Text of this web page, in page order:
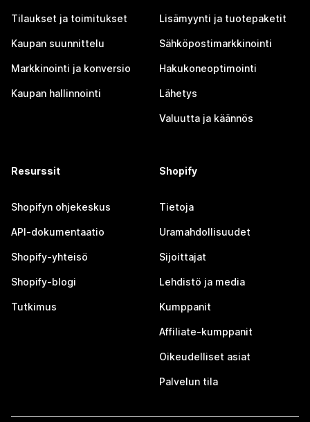
Tilaukset ja toimitukset
Kaupan suunnittelu
Markkinointi ja konversio
Kaupan hallinnointi
Lisämyynti ja tuotepaketit
Sähköpostimarkkinointi
Hakukoneoptimointi
Lähetys
Valuutta ja käännös
Resurssit
Shopifyn ohjekeskus
API-dokumentaatio
Shopify-yhteisö
Shopify-blogi
Tutkimus
Shopify
Tietoja
Uramahdollisuudet
Sijoittajat
Lehdistö ja media
Kumppanit
Affiliate-kumppanit
Oikeudelliset asiat
Palvelun tila